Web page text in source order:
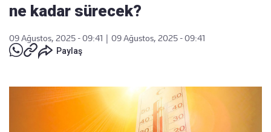
ne kadar sürecek?
09 Ağustos, 2025 - 09:41
09 Ağustos, 2025 - 09:41
Paylaş